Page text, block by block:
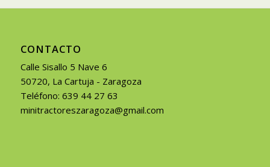
CONTACTO
Calle Sisallo 5 Nave 6
50720, La Cartuja - Zaragoza
Teléfono: 639 44 27 63
minitractoreszaragoza@gmail.com